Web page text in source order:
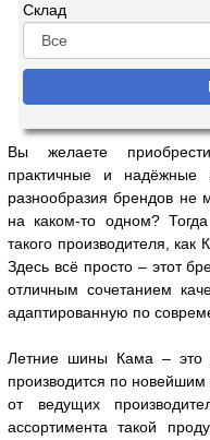
Склад
Вы желаете
практичные и
разнообразия брендов не
на каком-то одном?
такого производителя,
Здесь всё просто – этот
отличным сочетанием
адаптированную по
Летние шины Кама – это
производится по
от ведущих
ассортимента такой